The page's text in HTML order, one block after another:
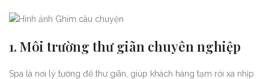
1. Môi trường thư giãn chuyên nghiệp
Spa là nơi lý tưởng để thư giãn, giúp khách hàng tạm rời xa nhịp